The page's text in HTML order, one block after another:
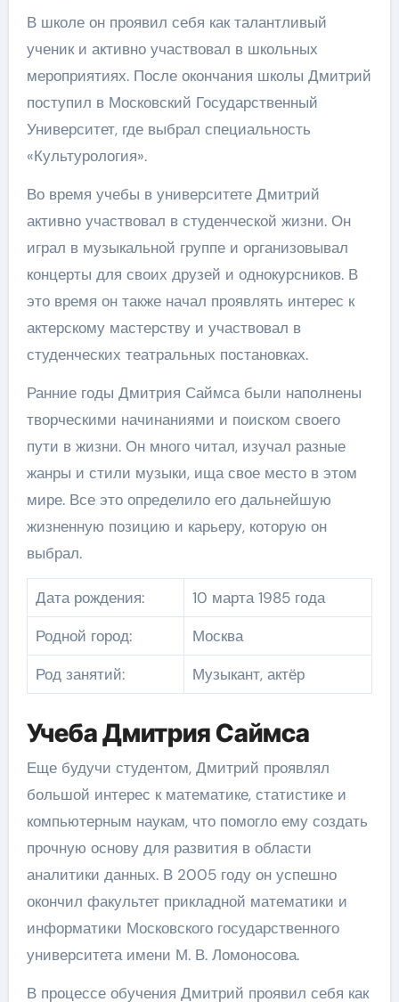
В школе он проявил себя как талантливый
ученик и активно участвовал в школьных
мероприятиях. После окончания школы Дмитрий
поступил в Московский Государственный
Университет, где выбрал специальность
«Культурология».
Во время учебы в университете Дмитрий
активно участвовал в студенческой жизни. Он
играл в музыкальной группе и организовывал
концерты для своих друзей и однокурсников. В
это время он также начал проявлять интерес к
актерскому мастерству и участвовал в
студенческих театральных постановках.
Ранние годы Дмитрия Саймса были наполнены
творческими начинаниями и поиском своего
пути в жизни. Он много читал, изучал разные
жанры и стили музыки, ища свое место в этом
мире. Все это определило его дальнейшую
жизненную позицию и карьеру, которую он
выбрал.
Дата рождения:
10 марта 1985 года
Родной город:
Москва
Род занятий:
Музыкант, актёр
Учеба Дмитрия Саймса
Еще будучи студентом, Дмитрий проявлял
большой интерес к математике, статистике и
компьютерным наукам, что помогло ему создать
прочную основу для развития в области
аналитики данных. В 2005 году он успешно
окончил факультет прикладной математики и
информатики Московского государственного
университета имени М. В. Ломоносова.
В процессе обучения Дмитрий проявил себя как